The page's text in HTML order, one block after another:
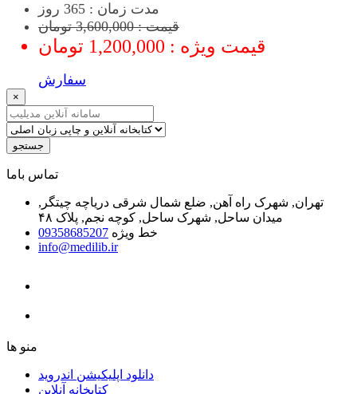
مدت زمان : 365 روز
قیمت : 3,600,000 تومان
قیمت ویژه : 1,200,000 تومان
سفارش
×
جستجو
ﺗﻤﺎﺱ ﺑﺎﻣﺎ
تهران, شهرک راه آهن, ضلع شمال شرقی دریاچه چیتگر,
میدان ساحل, شهرک ساحل, کوچه نجم, پلاک ۴۸
خط ویژه 09358685207
info@medilib.ir
ﻣﻨﻮ ﻫﺎ
دانلود اپلیکیشن اندروید
ﮐﺘﺎﺑﺨﺎﻧﻪ ﺁﻧﻼﯾﻦ